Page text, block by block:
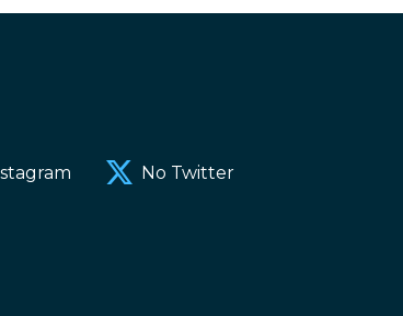
No Twitter